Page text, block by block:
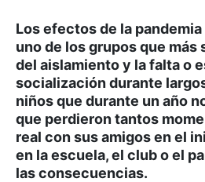
Los efectos de la
uno de los grupos que
del aislamiento y la falta o
socialización durante
niños que durante un año
que perdieron tantos
real con sus amigos en el
en la escuela, el club o el
las consecuencias.